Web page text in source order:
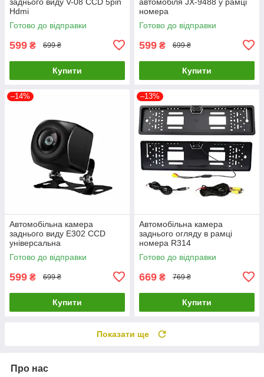
Hdmi
Готово до відправки
599 ₴ 699 ₴
Купити
номера
Готово до відправки
599 ₴ 699 ₴
Купити
–14%
Автомобільна камера
заднього виду E302 CCD
універсальна
Готово до відправки
599 ₴ 699 ₴
Купити
–13%
Автомобільна камера
заднього огляду в рамці
номера R314
Готово до відправки
669 ₴ 769 ₴
Купити
Показати ще
Про нас